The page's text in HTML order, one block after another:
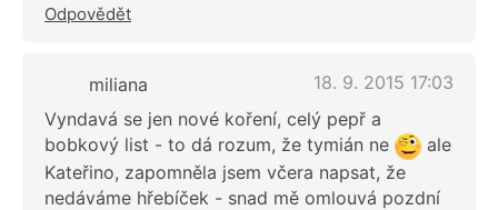
Odpovědět
miliana
18. 9. 2015 17:03
Vyndavá se jen nové koření, celý pepř a
bobkový list - to dá rozum, že tymián ne
ale
Kateřino, zapomněla jsem včera napsat, že
nedáváme hřebíček - snad mě omlouvá pozdní